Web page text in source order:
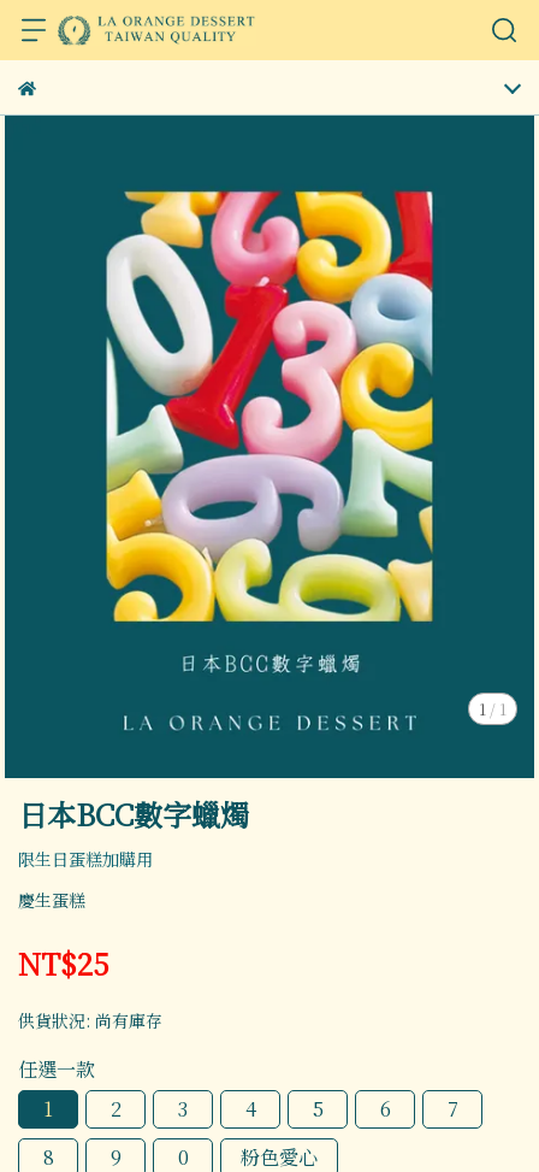
1 / 1
日本BCC數字蠟燭
限生日蛋糕加購用
慶生蛋糕
NT$25
供貨狀況: 尚有庫存
任選一款
1
2 3 4 5 6
7
8
9 0 粉色愛心